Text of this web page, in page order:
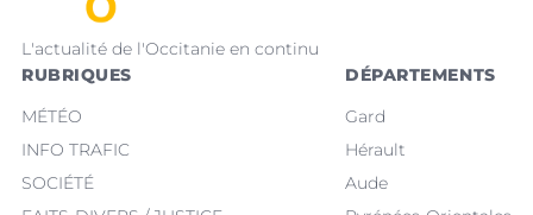
L'actualité de l'Occitanie en continu
RUBRIQUES
MÉTÉO
INFO TRAFIC
SOCIÉTÉ
DÉPARTEMENTS
Gard
Hérault
Aude